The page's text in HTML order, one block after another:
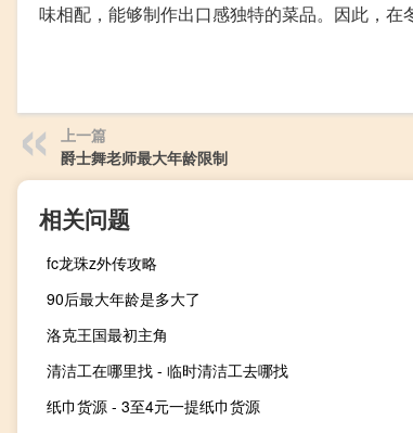
味相配，能够制作出口感独特的菜品。因此，在
上一篇
爵士舞老师最大年龄限制
相关问题
fc龙珠z外传攻略
90后最大年龄是多大了
洛克王国最初主角
清洁工在哪里找 - 临时清洁工去哪找
纸巾货源 - 3至4元一提纸巾货源